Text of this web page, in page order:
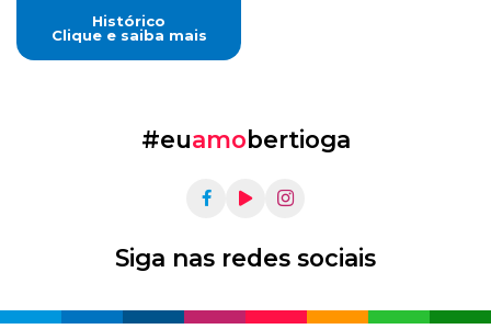
Histórico
Clique e saiba mais
#euamobertioga
Siga nas redes sociais